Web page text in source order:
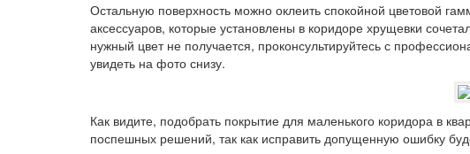
Остальную поверхность можно оклеить спокойной цветовой
аксессуаров, которые установлены в коридоре хрущевки
нужный цвет не получается, проконсультируйтесь с
увидеть на фото снизу.
Как видите, подобрать покрытие для маленького коридора в
поспешных решений, так как исправить допущенную ошибку